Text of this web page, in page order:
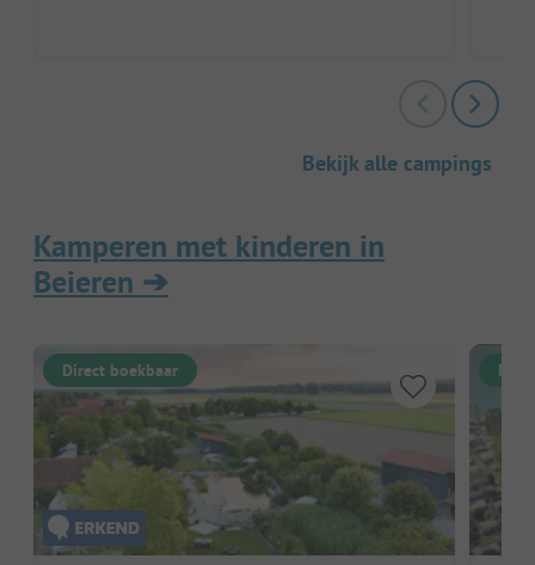
Bekijk alle campings
Kamperen met kinderen in
Beieren ➔
Direct boekbaar